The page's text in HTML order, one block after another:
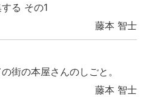
る その1
藤本 智士
街の本屋さんのしごと。
藤本 智士